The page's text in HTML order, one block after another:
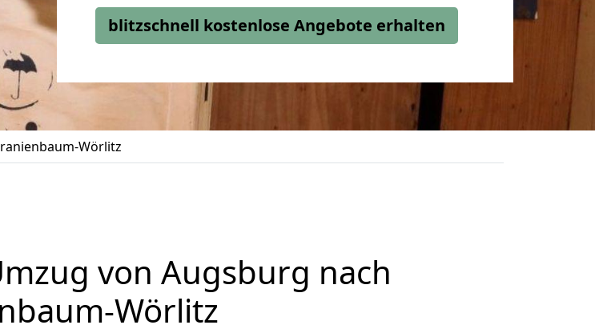
blitzschnell kostenlose Angebote erhalten
Wörlitz
von Augsburg nach
Wörlitz